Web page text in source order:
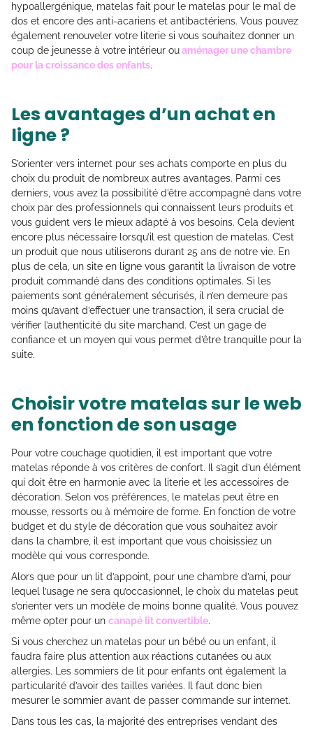
hypoallergénique, matelas fait pour le matelas pour le mal de
dos et encore des anti-acariens et antibactériens. Vous pouvez
également renouveler votre literie si vous souhaitez donner un
coup de jeunesse à votre intérieur ouaménager une chambre
pour la croissance des enfants.
Les avantages d’un achat en
ligne ?
S’orienter vers internet pour ses achats comporte en plus du
choix du produit de nombreux autres avantages. Parmi ces
derniers, vous avez la possibilité d’être accompagné dans votre
choix par des professionnels qui connaissent leurs produits et
vous guident vers le mieux adapté à vos besoins. Cela devient
encore plus nécessaire lorsqu’il est question de matelas. C’est
un produit que nous utiliserons durant 25 ans de notre vie. En
plus de cela, un site en ligne vous garantit la livraison de votre
produit commandé dans des conditions optimales. Si les
paiements sont généralement sécurisés, il n’en demeure pas
moins qu’avant d’effectuer une transaction, il sera crucial de
vérifier l’authenticité du site marchand. C’est un gage de
confiance et un moyen qui vous permet d’être tranquille pour la
suite.
Choisir votre matelas sur le web
en fonction de son usage
Pour votre couchage quotidien, il est important que votre
matelas réponde à vos critères de confort. Il s’agit d’un élément
qui doit être en harmonie avec la literie et les accessoires de
décoration. Selon vos préférences, le matelas peut être en
mousse, ressorts ou à mémoire de forme. En fonction de votre
budget et du style de décoration que vous souhaitez avoir
dans la chambre, il est important que vous choisissiez un
modèle qui vous corresponde.
Alors que pour un lit d’appoint, pour une chambre d’ami, pour
lequel l’usage ne sera qu’occasionnel, le choix du matelas peut
s’orienter vers un modèle de moins bonne qualité. Vous pouvez
même opter pour un canapé lit convertible.
Si vous cherchez un matelas pour un bébé ou un enfant, il
faudra faire plus attention aux réactions cutanées ou aux
allergies. Les sommiers de lit pour enfants ont également la
particularité d’avoir des tailles variées. Il faut donc bien
mesurer le sommier avant de passer commande sur internet.
Dans tous les cas, la majorité des entreprises vendant des